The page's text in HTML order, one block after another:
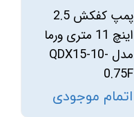
پمپ کفکش 2.5
اینچ 11 متری ورما
مدل QDX15-10-
0.75F
اتمام موجودی